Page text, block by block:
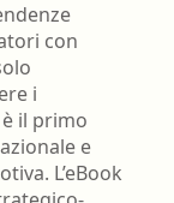
con
i
il primo
e
L’eBook